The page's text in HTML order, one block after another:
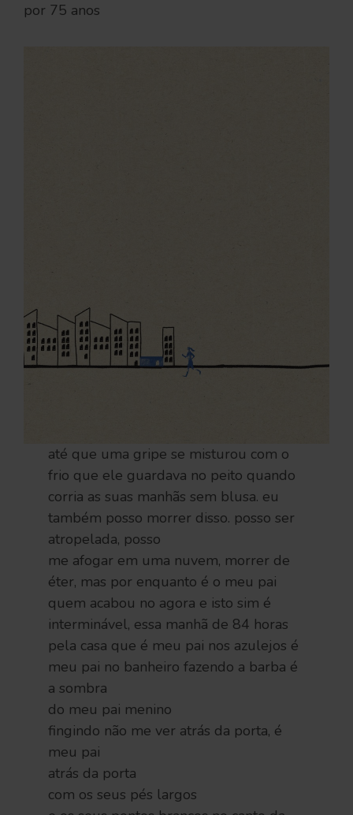
por 75 anos
até que uma gripe se misturou com o
frio que ele guardava no peito quando
corria as suas manhãs sem blusa. eu
também posso morrer disso. posso ser
atropelada, posso
me afogar em uma nuvem, morrer de
éter, mas por enquanto é o meu pai
quem acabou no agora e isto sim é
interminável, essa manhã de 84 horas
pela casa que é meu pai nos azulejos é
meu pai no banheiro fazendo a barba é
a sombra
do meu pai menino
fingindo não me ver atrás da porta, é
meu pai
atrás da porta
com os seus pés largos